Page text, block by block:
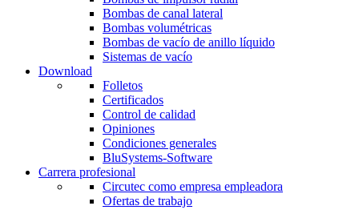
Bombas de canal lateral
Bombas volumétricas
Bombas de vacío de anillo líquido
Sistemas de vacío
Download
Folletos
Certificados
Control de calidad
Opiniones
Condiciones generales
BluSystems-Software
Carrera profesional
Circutec como empresa empleadora
Ofertas de trabajo